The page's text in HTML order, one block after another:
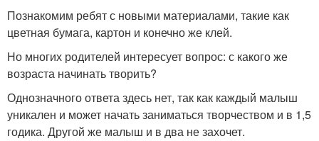
Познакомим ребят с новыми материалами, такие как
цветная бумага, картон и конечно же клей.
Но многих родителей интересует вопрос: с какого же
возраста начинать творить?
Однозначного ответа здесь нет, так как каждый малыш
уникален и может начать заниматься творчеством и в 1,5
годика. Другой же малыш и в два не захочет.